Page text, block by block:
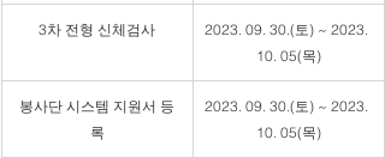
3차 전형 신체검사
2023. 09. 30.(토) ~ 2023.
10. 05(목)
봉사단 시스템 지원서 등
록
2023. 09. 30.(토) ~ 2023.
10. 05(목)